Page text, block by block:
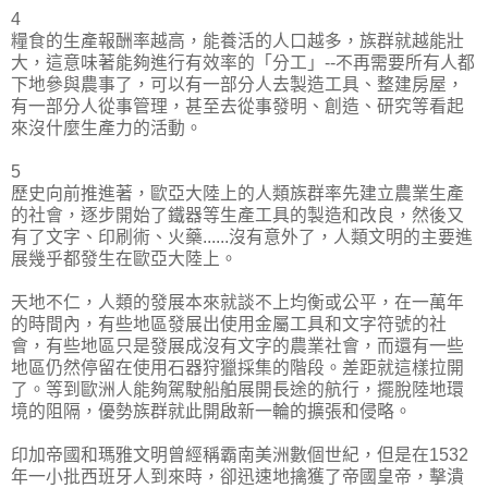
4
糧食的生產報酬率越高，能養活的人口越多，族群就越能壯
大，這意味著能夠進行有效率的「分工」--不再需要所有人都
下地參與農事了，可以有一部分人去製造工具、整建房屋，
有一部分人從事管理，甚至去從事發明、創造、研究等看起
來沒什麼生產力的活動。
5
歷史向前推進著，歐亞大陸上的人類族群率先建立農業生產
的社會，逐步開始了鐵器等生產工具的製造和改良，然後又
有了文字、印刷術、火藥......沒有意外了，人類文明的主要進
展幾乎都發生在歐亞大陸上。
天地不仁，人類的發展本來就談不上均衡或公平，在一萬年
的時間內，有些地區發展出使用金屬工具和文字符號的社
會，有些地區只是發展成沒有文字的農業社會，而還有一些
地區仍然停留在使用石器狩獵採集的階段。差距就這樣拉開
了。等到歐洲人能夠駕駛船舶展開長途的航行，擺脫陸地環
境的阻隔，優勢族群就此開啟新一輪的擴張和侵略。
印加帝國和瑪雅文明曾經稱霸南美洲數個世紀，但是在1532
年一小批西班牙人到來時，卻迅速地擒獲了帝國皇帝，擊潰